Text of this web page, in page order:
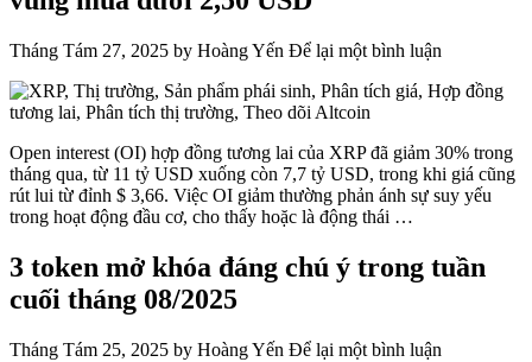
Tháng Tám 27, 2025 by Hoàng Yến Để lại một bình luận
Open interest (OI) hợp đồng tương lai của XRP đã giảm 30% trong
tháng qua, từ 11 tỷ USD xuống còn 7,7 tỷ USD, trong khi giá cũng
rút lui từ đỉnh $ 3,66. Việc OI giảm thường phản ánh sự suy yếu
trong hoạt động đầu cơ, cho thấy hoặc là động thái …
3 token mở khóa đáng chú ý trong tuần
cuối tháng 08/2025
Tháng Tám 25, 2025 by Hoàng Yến Để lại một bình luận